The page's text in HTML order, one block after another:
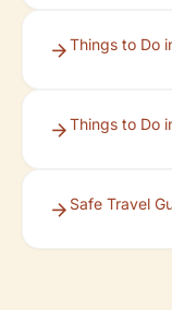
Things to Do
Things to Do
Safe Travel